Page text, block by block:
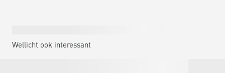
Wellicht ook interessant